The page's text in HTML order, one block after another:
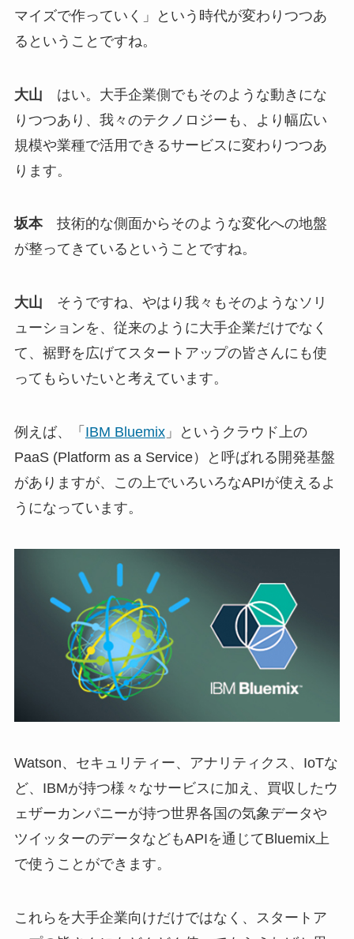
マイズで作っていく」という時代が変わりつつあ
るということですね。
大山 はい。大手企業側でもそのような動きにな
りつつあり、我々のテクノロジーも、より幅広い
規模や業種で活用できるサービスに変わりつつあ
ります。
坂本技術的な側面からそのような変化への地盤
が整ってきているということですね。
大山 そうですね、やはり我々もそのようなソリ
ューションを、従来のように大手企業だけでなく
て、裾野を広げてスタートアップの皆さんにも使
ってもらいたいと考えています。
例えば、「 IBM Bluemix」というクラウド上の
PaaS (Platform as a Service）と呼ばれる開発基盤
がありますが、この上でいろいろなAPIが使えるよ
うになっています。
Watson、セキュリティー、アナリティクス、IoTな
ど、IBMが持つ様々なサービスに加え、買収したウ
ェザーカンパニーが持つ世界各国の気象データや
ツイッターのデータなどもAPIを通じてBluemix上
で使うことができます。
これらを大手企業向けだけではなく、スタートア